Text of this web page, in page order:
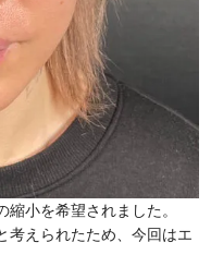
小を希望されました。
考えられたため、今回はエ